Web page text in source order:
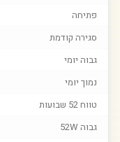
פתיחה
סגירה קודמת
גבוה יומי
נמוך יומי
טווח 52 שבועות
גבוה 52W